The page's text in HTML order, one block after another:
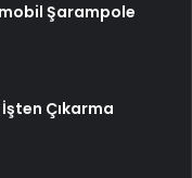
Şarampole
Çıkarma